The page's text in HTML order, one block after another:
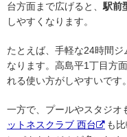
台方面まで広げると、 駅前
しやすくなります。
たとえば、手軽な24時間ジ
なります。高島平1丁目方
れる使い方がしやすいです。
一方で、プールやスタジオ
ットネスクラブ 西台
も